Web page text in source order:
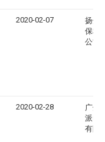
2020-02-07
扬州
保科
公司
2020-02-28
广州
派电
有限